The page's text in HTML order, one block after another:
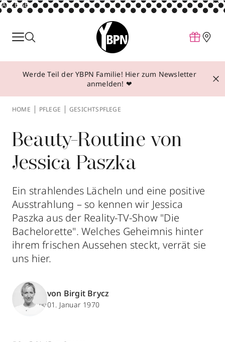
ANZEIGE
Parfum
Make-up
Behandlungen
Über YBPN
Aktionen
Storefinder
Werde Teil der YBPN Familie! Hier zum Newsletter
anmelden! ❤
HOME PFLEGE GESICHTSPFLEGE
Beauty-Routine von
Jessica Paszka
Ein strahlendes Lächeln und eine positive
Ausstrahlung – so kennen wir Jessica
Paszka aus der Reality-TV-Show "Die
Bachelorette". Welches Geheimnis hinter
ihrem frischen Aussehen steckt, verrät sie
uns hier.
von Birgit Brycz
01. Januar 1970